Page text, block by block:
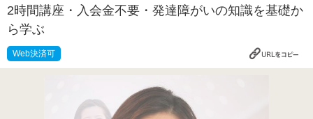
2時間講座・入会金不要・発達障がいの知識を基礎か
ら学ぶ
Web決済可